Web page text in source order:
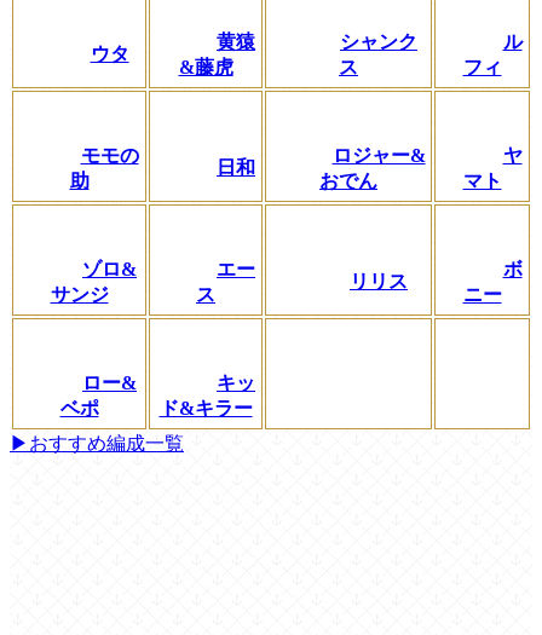
ウタ
黄猿
&藤虎
シャンク
ス
ル
フィ
モモの
助
日和
ロジャー&
おでん
ヤ
マト
ゾロ&
サンジ
エー
ス
リリス
ボ
ニー
ロー&
ベポ
キッ
ド&キラー
▶おすすめ編成一覧